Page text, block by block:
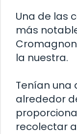
Una de las
más
la nuestra.
Tenían una
alrededor
recolectar